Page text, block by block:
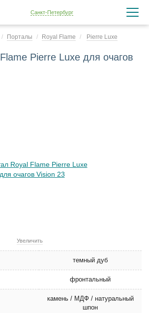
Санкт-Петербург
Порталы Royal Flame Pierre Luxe
Pierre Luxe для очагов
Увеличить
темный дуб
фронтальный
камень / МДФ / натуральный
шпон